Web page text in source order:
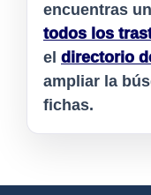
encuentras
todos los
el directorio
ampliar la
fichas.